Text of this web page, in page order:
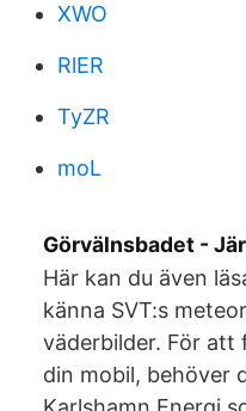
XWO
RlER
TyZR
moL
Görvälnsbadet -
Här kan du även
känna SVT:s
väderbilder. För att
din mobil, behöver